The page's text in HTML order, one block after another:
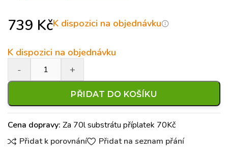
739 KčK dispozici na objednávku
K dispozici na objednávku
PŘIDAT DO KOŠÍKU
Cena dopravy: Za 70l substrátu příplatek 70Kč
Přidat k porovnání
Přidat na seznam přání